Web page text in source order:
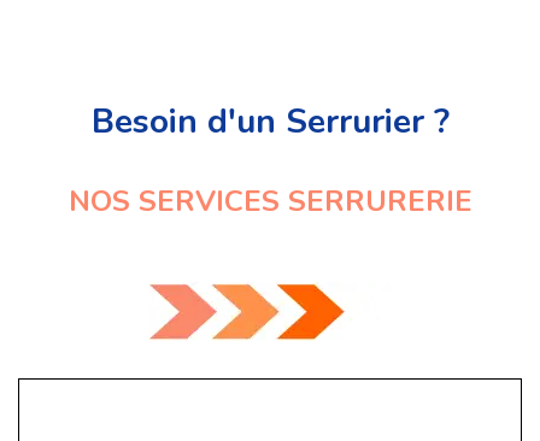
Besoin d'un Serrurier ?
NOS SERVICES SERRURERIE